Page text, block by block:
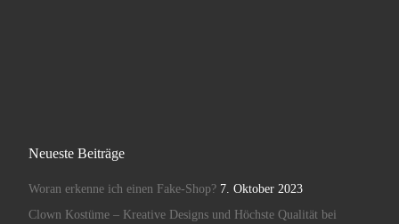
Neueste Beiträge
Woran erkenne ich einen Fake-Shop? 7. Oktober 2023
Clown Kostüme – Kreative Designs und Höchste Qualität bei